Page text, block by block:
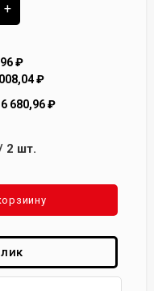
+
₽
₽
680,96₽
2 шт.